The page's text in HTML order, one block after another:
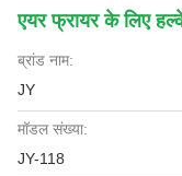
एयर फ्रायर के लिए
ब्रांड नाम:
JY
मॉडल संख्या:
JY-118